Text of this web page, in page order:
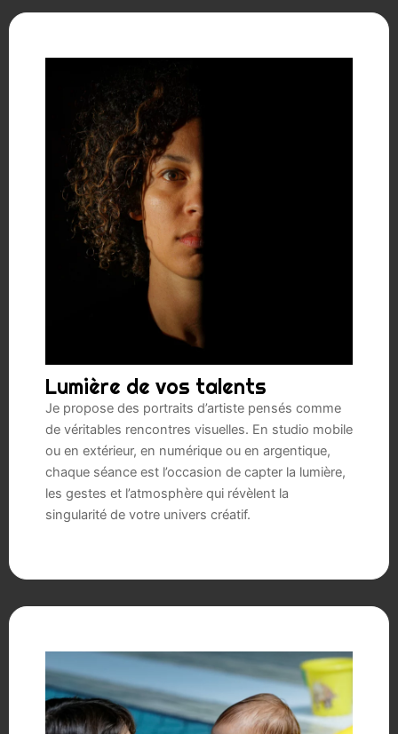
Lumière de vos talents
Je propose des portraits d’artiste pensés comme
de véritables rencontres visuelles. En studio mobile
ou en extérieur, en numérique ou en argentique,
chaque séance est l’occasion de capter la lumière,
les gestes et l’atmosphère qui révèlent la
singularité de votre univers créatif.